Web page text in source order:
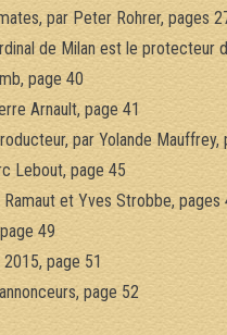
par Peter Rohrer, pages
de Milan est le
page 40
Arnault, page 41
par Yolande Mauffrey,
Lebout, page 45
et Yves Strobbe, pages
49
page 51
page 52